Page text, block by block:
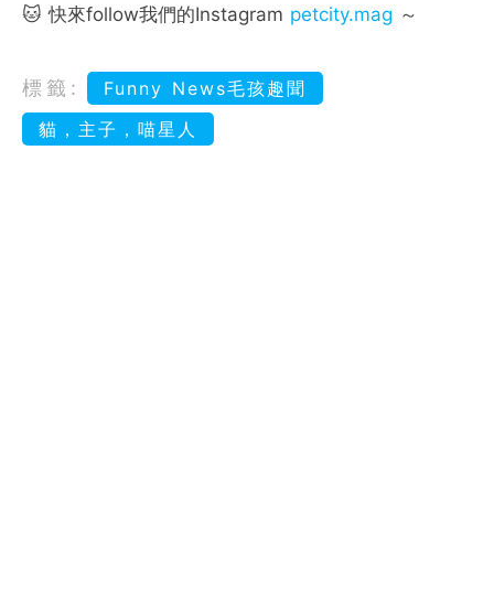
🐱 快來follow我們的Instagram petcity.mag ～
標籤:
Funny News毛孩趣聞
貓，主子，喵星人